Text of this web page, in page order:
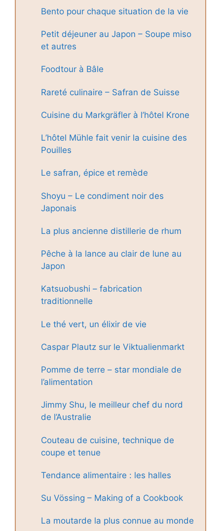
Bento pour chaque situation de la vie
Petit déjeuner au Japon – Soupe miso
et autres
Foodtour à Bâle
Rareté culinaire – Safran de Suisse
Cuisine du Markgräfler à l’hôtel Krone
L’hôtel Mühle fait venir la cuisine des
Pouilles
Le safran, épice et remède
Shoyu – Le condiment noir des
Japonais
La plus ancienne distillerie de rhum
Pêche à la lance au clair de lune au
Japon
Katsuobushi – fabrication
traditionnelle
Le thé vert, un élixir de vie
Caspar Plautz sur le Viktualienmarkt
Pomme de terre – star mondiale de
l’alimentation
Jimmy Shu, le meilleur chef du nord
de l’Australie
Couteau de cuisine, technique de
coupe et tenue
Tendance alimentaire : les halles
Su Vössing – Making of a Cookbook
La moutarde la plus connue au monde